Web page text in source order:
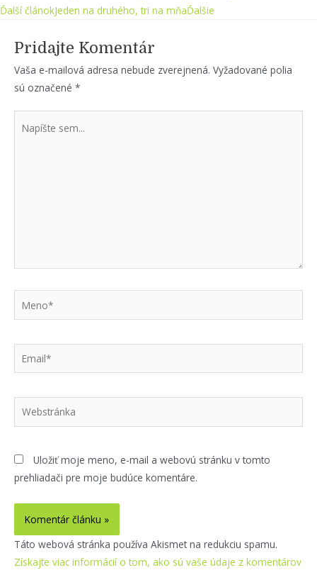
Ďalší článokJeden na druhého, tri na mňaĎalšie
Pridajte Komentár
Vaša e-mailová adresa nebude zverejnená. Vyžadované polia
sú označené *
sem...
Webstránka
Uložiť moje meno, e-mail a webovú stránku v tomto
prehliadači pre moje budúce komentáre.
Táto webová stránka používa Akismet na redukciu spamu.
Získajte viac informácií o tom, ako sú vaše údaje z komentárov